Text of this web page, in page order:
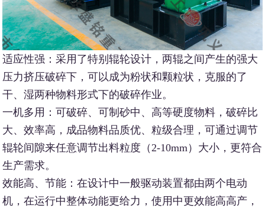
适应性强：采用了特别辊轮设计，两辊之间产生的强大
压力挤压破碎下，可以成为粉状和颗粒状，克服的了
干、湿两种物料形式下的破碎作业。
一机多用：可破碎、可制砂中、高等硬度物料，破碎比
大、效率高，成品物料品质优、粒级合理，可通过调节
辊轮间隙来任意调节出料粒度（2-10mm）大小，更符合
生产需求。
效能高、节能：在设计中一般驱动装置都由两个电动
机，在运行中整体动能更给力，使用中更效能高高产，